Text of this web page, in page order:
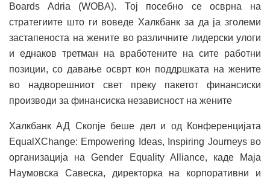
Boards Adria (WOBA). Тој посебно се осврна на
стратегиите што ги воведе Халкбанк за да ја зголеми
застапеноста на жените во различните лидерски улоги
и еднаков третман на вработените на сите работни
позиции, со давање осврт кон поддршката на жените
во надворешниот свет преку пакетот финансиски
производи за финансиска независност на жените
Халкбанк АД Скопје беше дел и од Конференцијата
EqualXChange: Empowering Ideas, Inspiring Journeys во
организација на Gender Equality Alliance, каде Маја
Наумовска Савеска, директорка на корпоративни и